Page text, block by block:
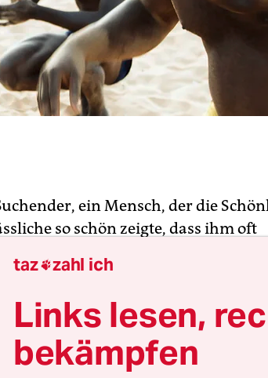
ein Mensch, der die
so schön zeigte, dass ihm oft
der ein paar Spielfilme wie
hat, vor allem aber für seine
„Megacities“ oder „Whore’s
Menschen, über Arbeiter und
taz zahl ich
Links lesen,
bekämpfen